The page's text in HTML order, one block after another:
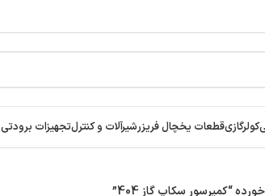
کولرگازیقطعات یخچال فریزرشیرآلات و کنترلتجهیزات برودتی
“کمپرسور سکاپ گاز 404”